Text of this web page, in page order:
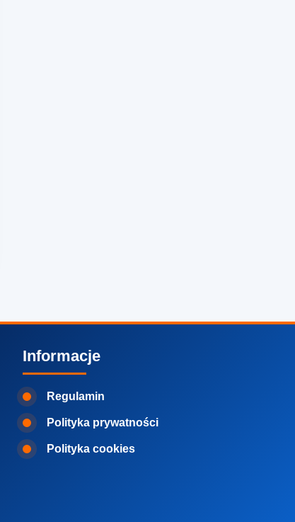
Informacje
Regulamin
Polityka prywatności
Polityka cookies